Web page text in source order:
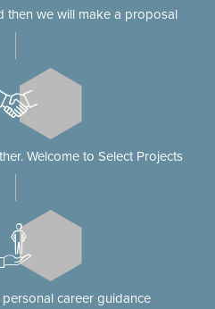
then we will make a proposal
Welcome to Select Projects
career guidance